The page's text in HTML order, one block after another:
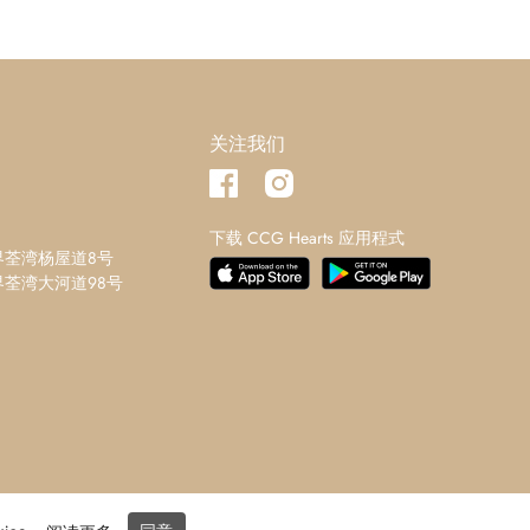
湾杨屋道8号
湾大河道98号
关注我们
下载 CCG Hearts 应用程式